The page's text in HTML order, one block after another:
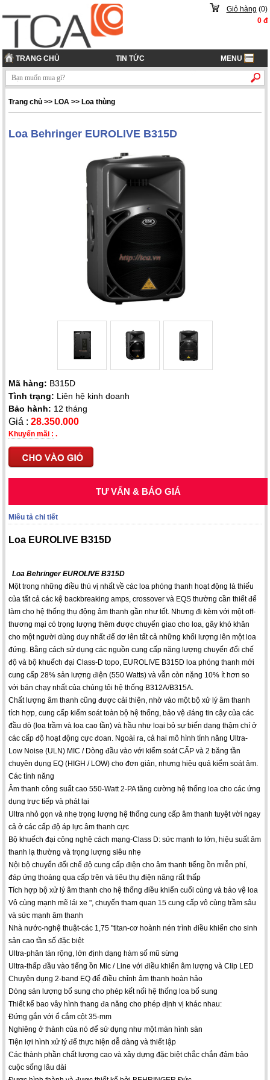
Giỏ hàng (0)
0đ
TRANG CHỦ TIN TỨC MENU
Trang chủ >> LOA >> Loa thùng
Loa Behringer EUROLIVE B315D
Mã hàng: B315D
Tình trạng: Liên hệ kinh doanh
Bảo hành: 12 tháng
Giá :28.350.000
Khuyến mãi : .
TƯ VẤN & BÁO GIÁ
Miêu tả chi tiết
Loa EUROLIVE B315D
Loa Behringer EUROLIVE B315D
Một trong những điều thú vị nhất về các loa phóng thanh hoạt động là thiếu
của tất cả các kệ backbreaking amps, crossover và EQS thường cần thiết để
làm cho hệ thống thụ động âm thanh gần như tốt. Nhưng đi kèm với một off-
thương mại có trọng lượng thêm được chuyển giao cho loa, gây khó khăn
cho một người dùng duy nhất để dơ lên ​​tất cả những khối lượng lên một loa
đứng. Bằng cách sử dụng các nguồn cung cấp năng lượng chuyển đổi chế
độ và bộ khuếch đại Class-D topo, EUROLIVE B315D loa phóng thanh mới
cung cấp 28% sản lượng điện (550 Watts) và vẫn còn nặng 10% ít hơn so
với bán chạy nhất của chúng tôi hệ thống B312A/B315A.
Chất lượng âm thanh cũng được cải thiện, nhờ vào một bộ xử lý âm thanh
tích hợp, cung cấp kiểm soát toàn bộ hệ thống, bảo vệ đáng tin cậy của các
đầu dò (loa trầm và loa cao tần) và hầu như loại bỏ sự biến dạng thậm chí ở
các cấp độ hoạt động cực đoan. Ngoài ra, cả hai mô hình tính năng Ultra-
Low Noise (ULN) MIC / Dòng đầu vào với kiểm soát CẤP và 2 băng tần
chuyên dụng EQ (HIGH / LOW) cho đơn giản, nhưng hiệu quả kiểm soát âm.
Các tính năng
Âm thanh công suất cao 550-Watt 2-PA tăng cường hệ thống loa cho các ứng
dụng trực tiếp và phát lại
Ultra nhỏ gọn và nhẹ trọng lượng hệ thống cung cấp âm thanh tuyệt vời ngay
cả ở các cấp độ áp lực âm thanh cực
Bộ khuếch đại công nghệ cách mạng-Class D: sức mạnh to lớn, hiệu suất âm
thanh lạ thường và trọng lượng siêu nhẹ
Nội bộ chuyển đổi chế độ cung cấp điện cho âm thanh tiếng ồn miễn phí,
đáp ứng thoáng qua cấp trên và tiêu thụ điện năng rất thấp
Tích hợp bộ xử lý âm thanh cho hệ thống điều khiển cuối cùng và bảo vệ loa
Vô cùng mạnh mẽ lái xe ", chuyến tham quan 15 cung cấp vô cùng trầm sâu
và sức mạnh âm thanh
Nhà nước-nghệ thuật-các 1,75 "titan-cơ hoành nén trình điều khiển cho sinh
sản cao tần số đặc biệt
Ultra-phân tán rộng, lớn định dạng hàm số mũ sừng
Ultra-thấp đầu vào tiếng ồn Mic / Line với điều khiển âm lượng và Clip LED
Chuyên dụng 2-band EQ để điều chỉnh âm thanh hoàn hảo
Dòng sản lượng bổ sung cho phép kết nối hệ thống loa bổ sung
Thiết kế bao vây hình thang đa năng cho phép định vị khác nhau:
Đứng gắn với ổ cắm cột 35-mm
Nghiêng ở thành của nó để sử dụng như một màn hình sàn
Tiện lợi hình xử lý để thực hiện dễ dàng và thiết lập
Các thành phần chất lượng cao và xây dựng đặc biệt chắc chắn đảm bảo
cuộc sống lâu dài